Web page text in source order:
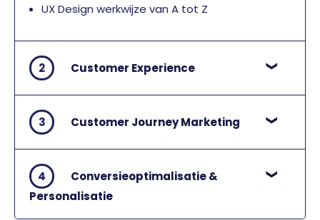
UX Design werkwijze van A tot Z
2 Customer Experience
3 Customer Journey Marketing
4
Conversieoptimalisatie &
Personalisatie